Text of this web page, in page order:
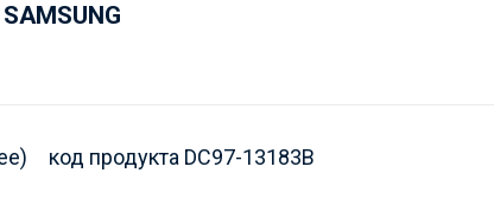
SAMSUNG
код продукта DC97-13183B